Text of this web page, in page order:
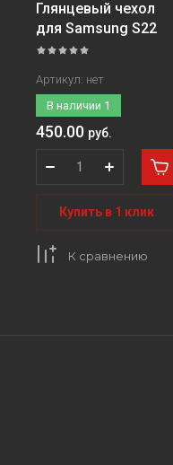
Глянцевый чехол
для Samsung S22
Артикул: нет
В наличии 1
450.00 руб.
Купить в 1 клик
К сравнению